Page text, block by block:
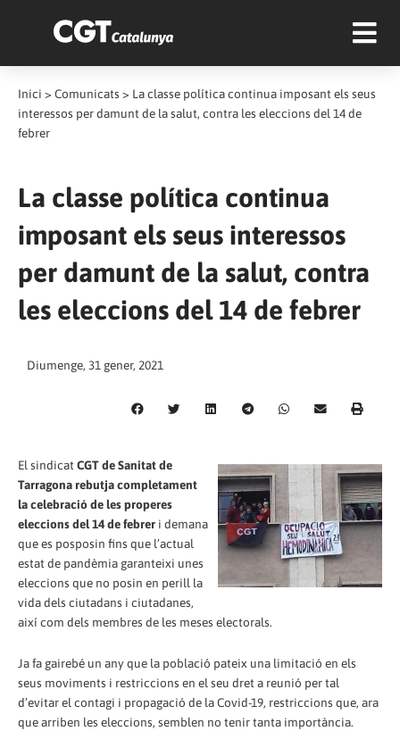
Inici > Comunicats > La classe política continua imposant els seus
interessos per damunt de la salut, contra les eleccions del 14 de
febrer
La classe política continua
imposant els seus interessos
per damunt de la salut, contra
les eleccions del 14 de febrer
Diumenge, 31 gener, 2021
El sindicat CGT de Sanitat de
Tarragona rebutja completament
la celebració de les properes
eleccions del 14 de febrer i demana
que es posposin fins que l’actual
estat de pandèmia garanteixi unes
eleccions que no posin en perill la
vida dels ciutadans i ciutadanes,
així com dels membres de les meses electorals.
Ja fa gairebé un any que la població pateix una limitació en els
seus moviments i restriccions en el seu dret a reunió per tal
d’evitar el contagi i propagació de la Covid-19, restriccions que, ara
que arriben les eleccions, semblen no tenir tanta importància.